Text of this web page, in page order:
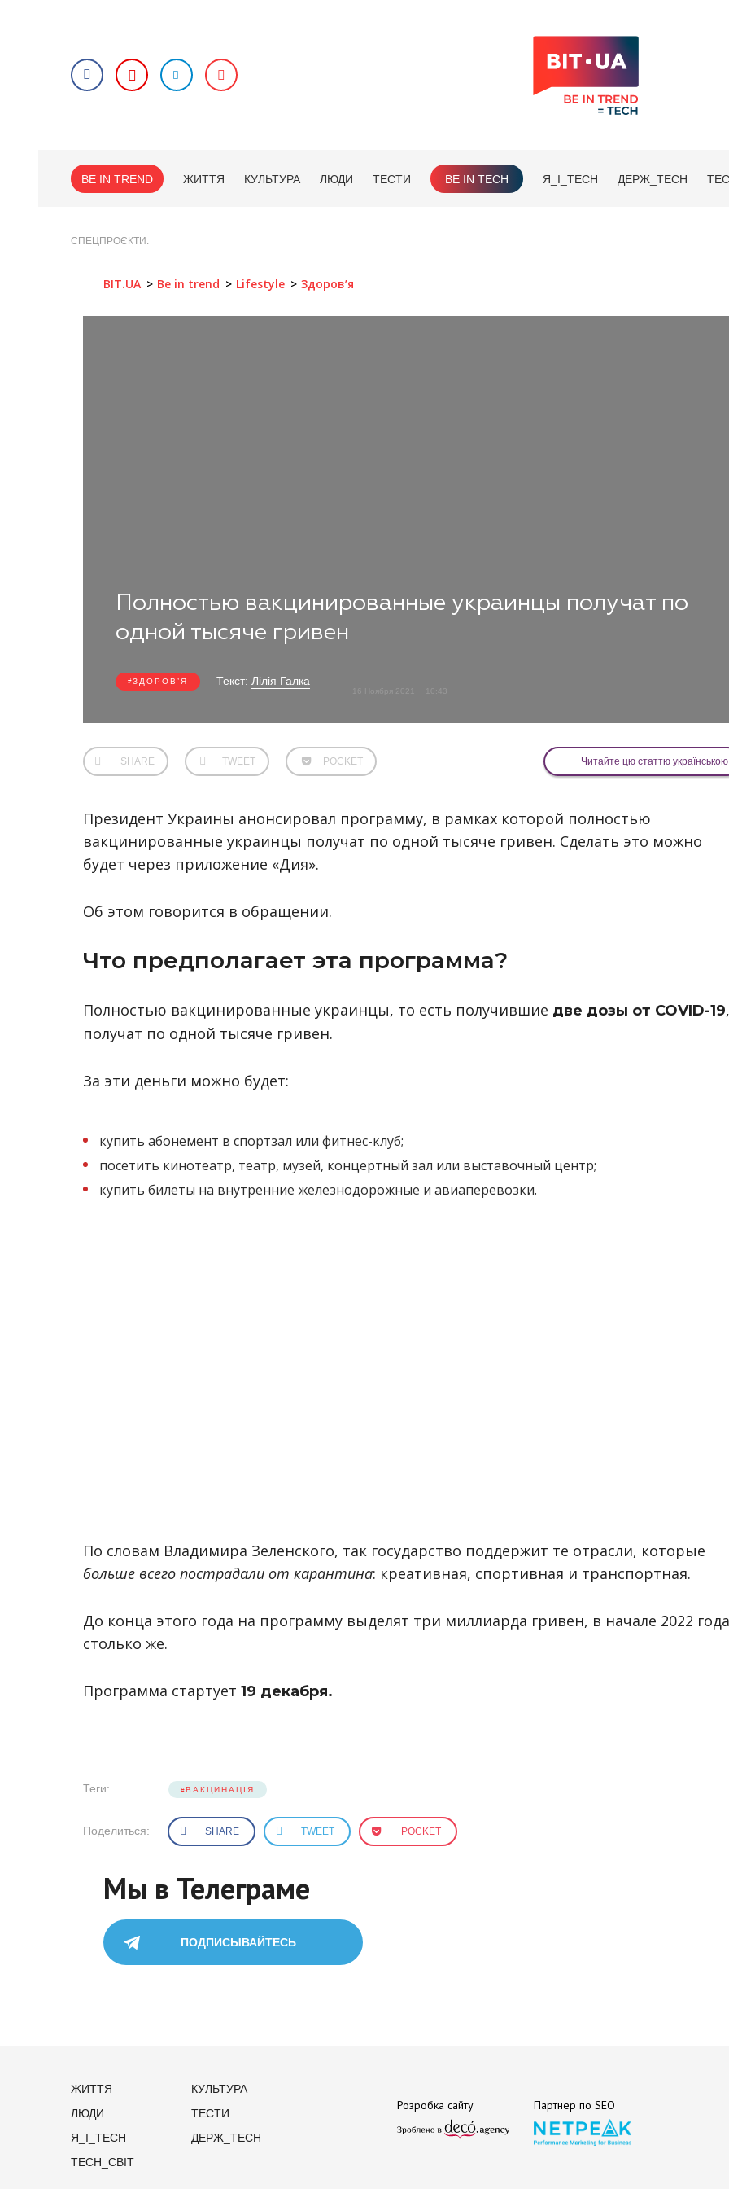
BE IN TREND ЖИТТЯ КУЛЬТУРА ЛЮДИ ТЕСТИ BE IN TECH Я_І_TECH ДЕРЖ_TECH
СПЕЦПРОЄКТИ
BIT.UA Be in trend Lifestyle Здоров’я
Полностью вакцинированные украинцы получат по
одной тысяче гривен
ЗДОРОВ’Я Текст: Лілія Галка
16 Ноября 2021
SHARE TWEET POCKET Читайте цю статтю українською
Президент Украины анонсировал программу, в рамках которой полностью
вакцинированные украинцы получат по одной тысяче гривен. Сделать это можно
будет через приложение «Дия».
Об этом говорится в обращении.
Что предполагает эта программа?
Полностью вакцинированные украинцы, то есть получившие две дозы от COVID-19,
получат по одной тысяче гривен.
За эти деньги можно будет:
купить абонемент в спортзал или фитнес-клуб;
посетить кинотеатр, театр, музей, концертный зал или выставочный центр;
купить билеты на внутренние железнодорожные и авиаперевозки.
По словам Владимира Зеленского, так государство поддержит те отрасли, которые
больше всего пострадали от карантина: креативная, спортивная и транспортная.
До конца этого года на программу выделят три миллиарда гривен, в начале 2022
столько же.
Программа стартует 19 декабря.
Теги: ВАКЦИНАЦІЯ
Поделиться: SHARE TWEET POCKET
Мы в Телеграме
ПОДПИСЫВАЙТЕСЬ
ЖИТТЯ
КУЛЬТУРА
ЛЮДИ
ТЕСТИ
Я_І_TECH
ДЕРЖ_TECH
TECH_СВІТ
Розробка сайту Партнер по SEO